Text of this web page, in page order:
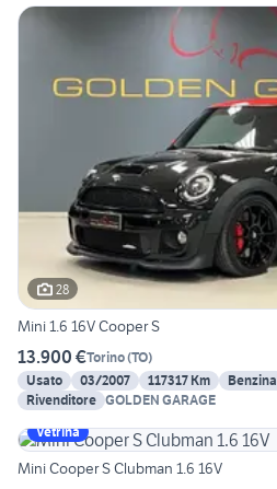
28
Mini 1.6 16V Cooper S
13.900 €Torino(TO)
Usato
03/2007 117317 Km Benzina
Rivenditore GOLDEN GARAGE
Vetrina
Mini Cooper S Clubman 1.6 16V